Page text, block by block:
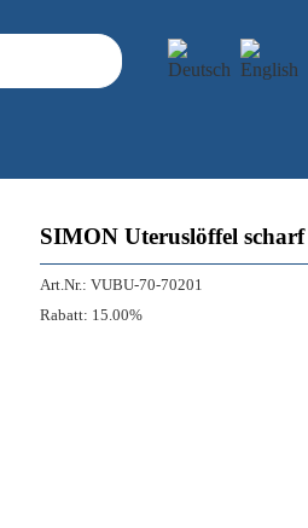
SIMON Uteruslöffel
Art.Nr.: VUBU-70-70201
Rabatt: 15.00%